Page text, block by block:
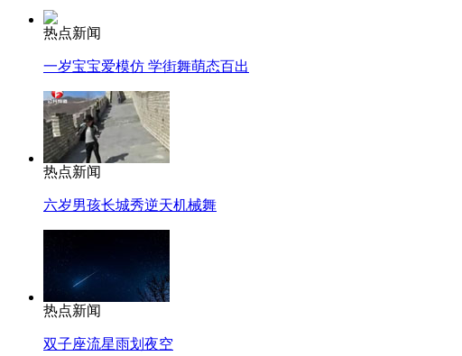
热点新闻
一岁宝宝爱模仿 学街舞萌态百出
热点新闻
六岁男孩长城秀逆天机械舞
热点新闻
双子座流星雨划夜空